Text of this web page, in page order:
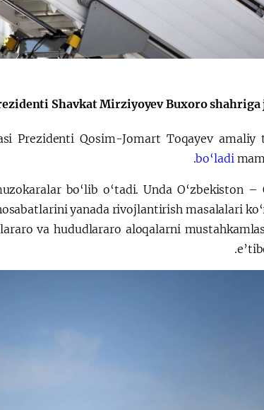
الإصلاحات الدستورية
Shavkat Mirziyoyev Buxoro shahriga
Prezidenti Qosim-Jomart Toqayev amaliy
bo‘ladi
.
bo‘lib o‘tadi. Unda O‘zbekiston –
yanada rivojlantirish masalalari
va hududlararo aloqalarni